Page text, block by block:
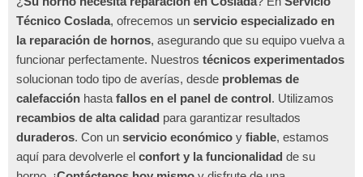
Técnico Coslada, ofrecemos un servicio especializado en
la reparación de hornos, asegurando que su equipo vuelva a
funcionar perfectamente. Nuestros técnicos experimentados
solucionan todo tipo de averías, desde problemas de
calefacción hasta fallos en el panel de control. Utilizamos
recambios de alta calidad para garantizar resultados
duraderos. Con un servicio económico y fiable, estamos
aquí para devolverle el confort y la funcionalidad de su